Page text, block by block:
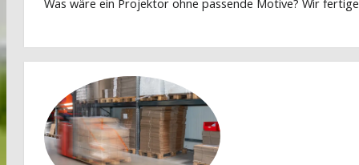
Was wäre ein Projektor ohne passende Motive? Wir